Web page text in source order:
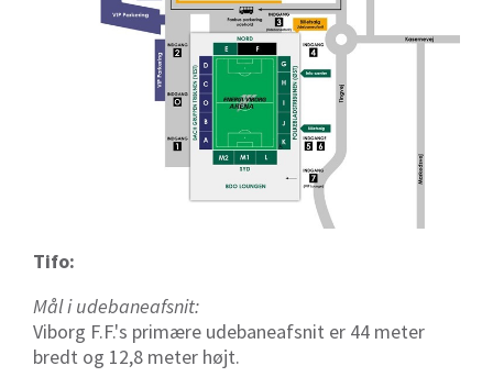
Tifo:
Mål i udebaneafsnit:
Viborg F.F.'s primære udebaneafsnit er 44 meter
bredt og 12,8 meter højt.